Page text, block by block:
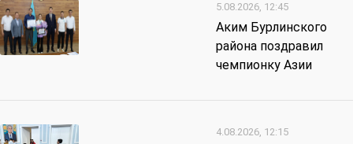
5.08.2026, 12:45
Аким Бурлинского
района поздравил
чемпионку Азии
4.08.2026, 12:15